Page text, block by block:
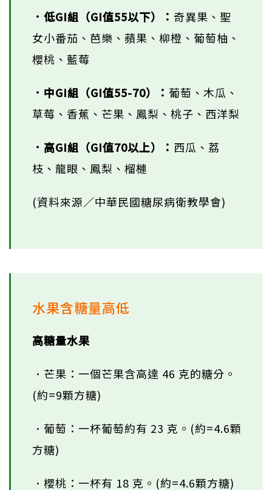
．低GI組（GI值55以下）： 奇異果、聖
女小番茄、芭樂、蘋果、柳橙、葡萄柚、
櫻桃、藍莓
．中GI組（GI值55-70）： 葡萄、木瓜、
草莓、香蕉、芒果、鳳梨、桃子、西洋梨
．高GI組（GI值70以上）： 西瓜、荔
枝、龍眼、鳳梨、榴槤
(資料來源／中華民國糖尿病衛教學會)
水果含糖量高低
高糖量水果
．芒果：一個芒果含高達 46 克的糖分。
(約=9顆方糖)
．葡萄：一杯葡萄約有 23 克。(約=4.6顆
方糖)
．櫻桃：一杯有 18 克。(約=4.6顆方糖)